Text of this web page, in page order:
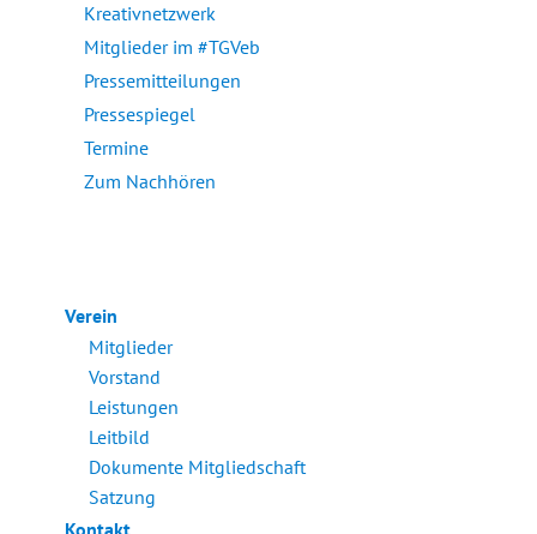
Kreativnetzwerk
Mitglieder im #TGVeb
Pressemitteilungen
Pressespiegel
Termine
Zum Nachhören
Verein
Mitglieder
Vorstand
Leistungen
Leitbild
Dokumente Mitgliedschaft
Satzung